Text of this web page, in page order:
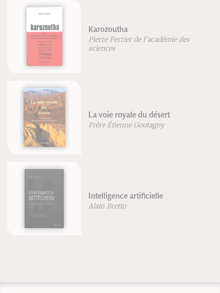
El tatuaje por el mundo
Atlas de Anatomía Humana
Vigué-Martin
Guide pratique d'acupuncture en
obstétrique
Augusta Guiraud-Sobral